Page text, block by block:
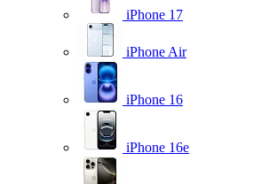
iPhone 17
iPhone Air
iPhone 16
iPhone 16e